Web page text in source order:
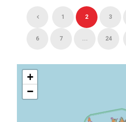
1 2 3
6 7 ... 24
+
−